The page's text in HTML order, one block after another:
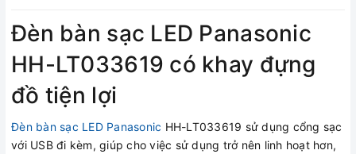
Đèn bàn sạc LED Panasonic
HH-LT033619 có khay đựng
đồ tiện lợi
Đèn bàn sạc LED Panasonic HH-LT033619 sử dụng cổng sạc
với USB đi kèm, giúp cho việc sử dụng trở nên linh hoạt hơn,